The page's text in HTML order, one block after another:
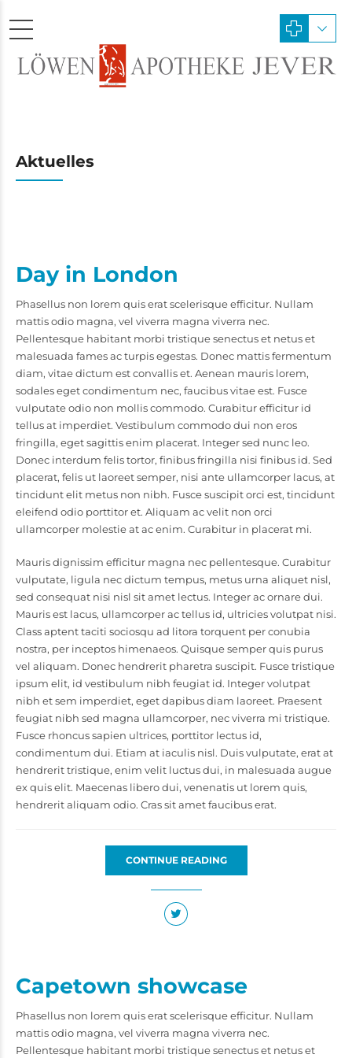
Aktuelles
Day in London
Phasellus non lorem quis erat scelerisque efficitur. Nullam
mattis odio magna, vel viverra magna viverra nec.
Pellentesque habitant morbi tristique senectus et netus et
malesuada fames ac turpis egestas. Donec mattis fermentum
diam, vitae dictum est convallis et. Aenean mauris lorem,
sodales eget condimentum nec, faucibus vitae est. Fusce
vulputate odio non mollis commodo. Curabitur efficitur id
tellus at imperdiet. Vestibulum commodo dui non eros
fringilla, eget sagittis enim placerat. Integer sed nunc leo.
Donec interdum felis tortor, finibus fringilla nisi finibus id. Sed
placerat, felis ut laoreet semper, nisi ante ullamcorper lacus, at
tincidunt elit metus non nibh. Fusce suscipit orci est, tincidunt
eleifend odio porttitor et. Aliquam ac velit non orci
ullamcorper molestie at ac enim. Curabitur in placerat mi.
Mauris dignissim efficitur magna nec pellentesque. Curabitur
vulputate, ligula nec dictum tempus, metus urna aliquet nisl,
sed consequat nisi nisl sit amet lectus. Integer ac ornare dui.
Mauris est lacus, ullamcorper ac tellus id, ultricies volutpat nisi.
Class aptent taciti sociosqu ad litora torquent per conubia
nostra, per inceptos himenaeos. Quisque semper quis purus
vel aliquam. Donec hendrerit pharetra suscipit. Fusce tristique
ipsum elit, id vestibulum nibh feugiat id. Integer volutpat
nibh et sem imperdiet, eget dapibus diam laoreet. Praesent
feugiat nibh sed magna ullamcorper, nec viverra mi tristique.
Fusce rhoncus sapien ultrices, porttitor lectus id,
condimentum dui. Etiam at iaculis nisl. Duis vulputate, erat at
hendrerit tristique, enim velit luctus dui, in malesuada augue
ex quis elit. Maecenas libero dui, venenatis ut lorem quis,
hendrerit aliquam odio. Cras sit amet faucibus erat.
CONTINUE READING
Capetown showcase
Phasellus non lorem quis erat scelerisque efficitur. Nullam
mattis odio magna, vel viverra magna viverra nec.
Pellentesque habitant morbi tristique senectus et netus et